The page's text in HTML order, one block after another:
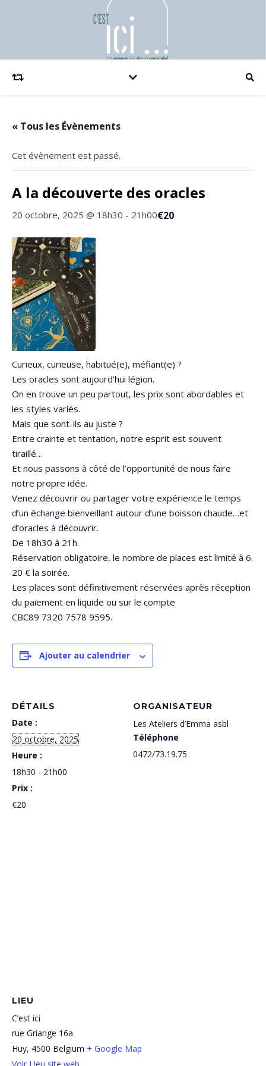
« Tous les Évènements
Cet évènement est passé.
A la découverte des oracles
20 octobre, 2025 @ 18h30 - 21h00€20
Curieux, curieuse, habitué(e), méfiant(e) ?
Les oracles sont aujourd’hui légion.
On en trouve un peu partout, les prix sont abordables et
les styles variés.
Mais que sont-ils au juste ?
Entre crainte et tentation, notre esprit est souvent
tiraillé…
Et nous passons à côté de l’opportunité de nous faire
notre propre idée.
Venez découvrir ou partager votre expérience le temps
d’un échange bienveillant autour d’une boisson chaude…et
d’oracles à découvrir.
De 18h30 à 21h.
Réservation obligatoire, le nombre de places est limité à 6.
20 € la soirée.
Les places sont définitivement réservées après réception
du paiement en liquide ou sur le compte
CBC89 7320 7578 9595.
Ajouter au calendrier
DÉTAILS
Date :
20 octobre, 2025
Heure :
18h30 - 21h00
Prix :
€20
ORGANISATEUR
Les Ateliers d’Emma asbl
Téléphone
0472/73.19.75
LIEU
C’est ici
rue Griange 16a
Huy, 4500 Belgium + Google Map